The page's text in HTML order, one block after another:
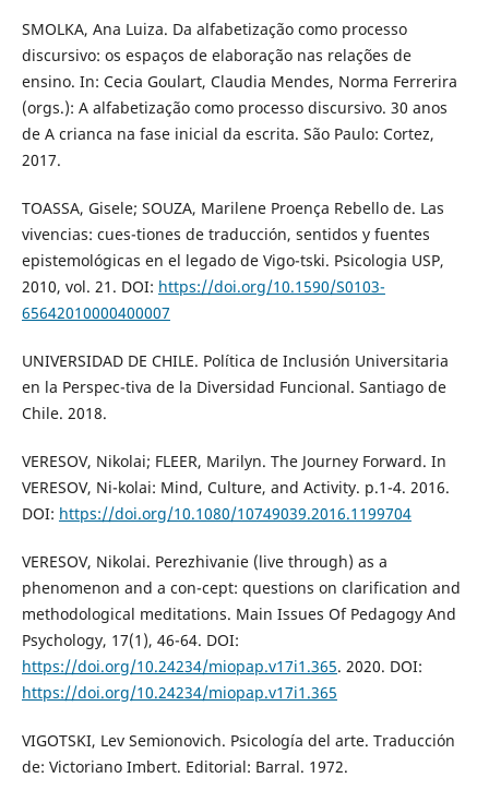
SMOLKA, Ana Luiza. Da alfabetização como processo
discursivo: os espaços de elaboração nas relações de
ensino. In: Cecia Goulart, Claudia Mendes, Norma Ferrerira
(orgs.): A alfabetização como processo discursivo. 30 anos
de A crianca na fase inicial da escrita. São Paulo: Cortez,
2017.
TOASSA, Gisele; SOUZA, Marilene Proença Rebello de. Las
vivencias: cues-tiones de traducción, sentidos y fuentes
epistemológicas en el legado de Vigo-tski. Psicologia USP,
2010, vol. 21. DOI: https://doi.org/10.1590/S0103-
65642010000400007
UNIVERSIDAD DE CHILE. Política de Inclusión Universitaria
en la Perspec-tiva de la Diversidad Funcional. Santiago de
Chile. 2018.
VERESOV, Nikolai; FLEER, Marilyn. The Journey Forward. In
VERESOV, Ni-kolai: Mind, Culture, and Activity. p.1-4. 2016.
DOI: https://doi.org/10.1080/10749039.2016.1199704
VERESOV, Nikolai. Perezhivanie (live through) as a
phenomenon and a con-cept: questions on clarification and
methodological meditations. Main Issues Of Pedagogy And
Psychology, 17(1), 46-64. DOI:
https://doi.org/10.24234/miopap.v17i1.365. 2020. DOI:
https://doi.org/10.24234/miopap.v17i1.365
VIGOTSKI, Lev Semionovich. Psicología del arte. Traducción
de: Victoriano Imbert. Editorial: Barral. 1972.